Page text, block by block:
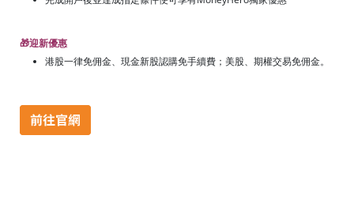
🎁迎新優惠
港股一律免佣金、現金新股認購免手續費；美股、期權交易免佣金。